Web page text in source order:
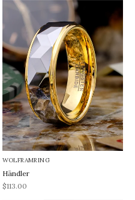
WOLFRAMRING
Händler
REA-pris
$113.00